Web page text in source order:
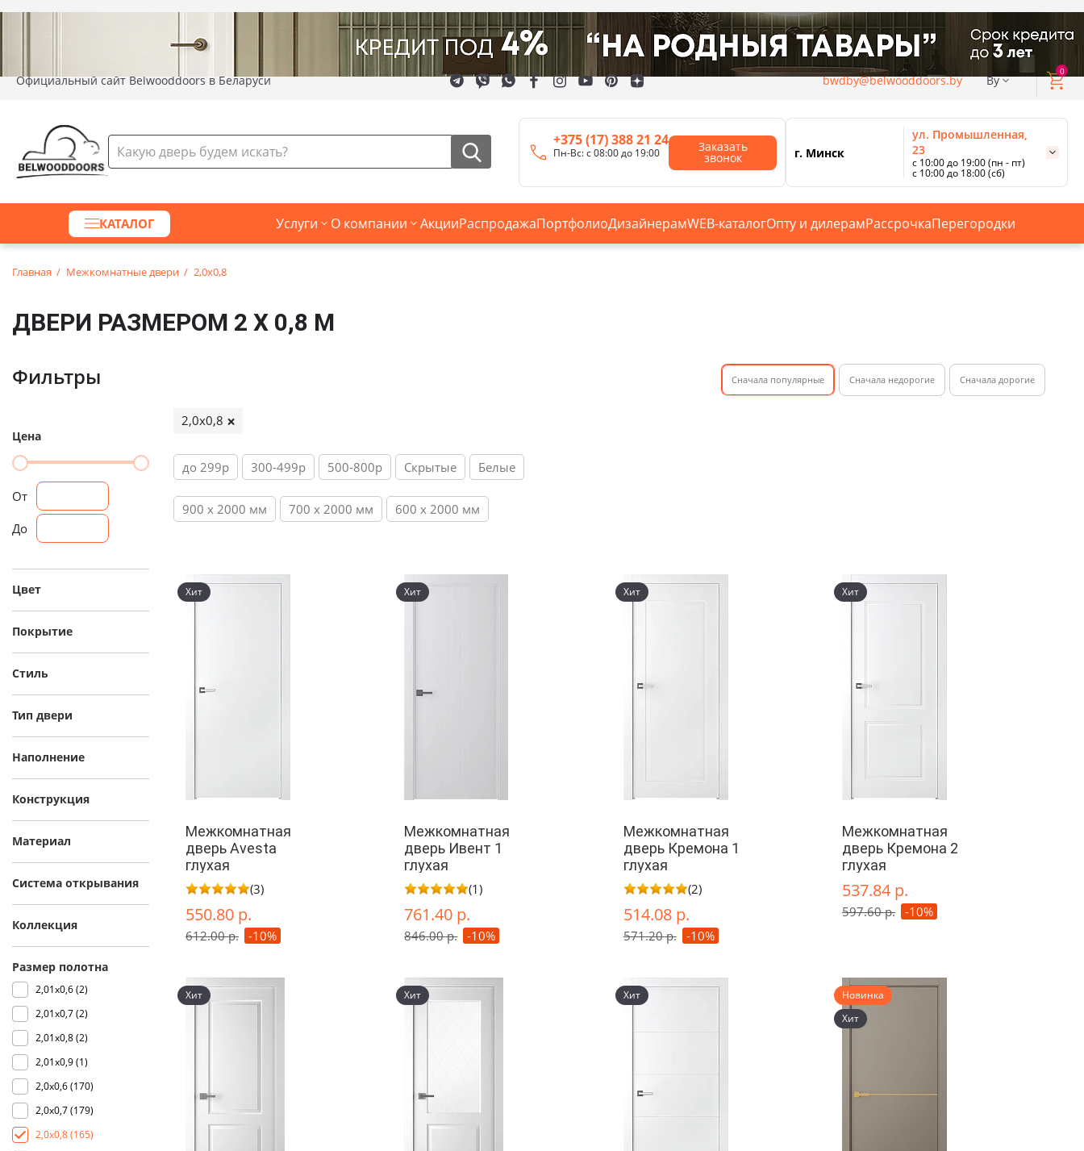
Официальный сайт Belwooddoors в Беларуси bwdby@belwooddoors.by By
0
+375 (17) 388 21 24
Пн-Вс: с 08:00 до 19:00 Заказать
звонок г. Минск
ул. Промышленная,
23
с 10:00 до 19:00 (пн - пт)
с 10:00 до 18:00 (сб)
с 10:00 до 18:00 (вс).
Смотреть все магазины
КАТАЛОГ Услуги О компании АкцииРаспродажаПортфолиоДизайнерамWEB-каталогОпту и дилерамРассрочкаПерегородки
Главная Межкомнатные двери 2,0х0,8
ДВЕРИ РАЗМЕРОМ 2 Х 0,8 М
Фильтры
Цена
От
До
Цвет
Покрытие
Стиль
Тип двери
Наполнение
Конструкция
Материал
Система открывания
Коллекция
Размер полотна
2,01х0,6 (2)
2,01х0,7 (2)
2,01х0,8 (2)
2,01х0,9 (1)
2,0х0,6 (170)
2,0х0,7 (179)
2,0х0,8 (165)
Cначала популярные Сначала недорогие Cначала дорогие
2,0х0,8
до 299р 300-499р 500-800р Скрытые Белые
900 х 2000 мм 700 х 2000 мм 600 х 2000 мм
Хит
Межкомнатная
дверь Avesta
глухая
(3)
550.80 р.
612.00 р. -10%
Хит
Межкомнатная
дверь Ивент 1
глухая
(1)
761.40 р.
846.00 р. -10%
Хит
Межкомнатная
дверь Кремона 1
глухая
(2)
514.08 р.
571.20 р. -10%
Хит
Межкомнатная
дверь Кремона 2
глухая
537.84 р.
597.60 р. -10%
Хит Хит Хит
Новинка
Хит